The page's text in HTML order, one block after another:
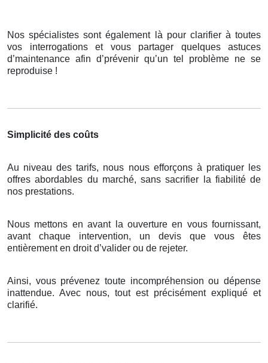
Nos spécialistes sont également là pour clarifier à toutes
vos interrogations et vous partager quelques astuces
d’maintenance afin d’prévenir qu’un tel problème ne se
reproduise !
Simplicité des coûts
Au niveau des tarifs, nous nous efforçons à pratiquer les
offres abordables du marché, sans sacrifier la fiabilité de
nos prestations.
Nous mettons en avant la ouverture en vous fournissant,
avant chaque intervention, un devis que vous êtes
entièrement en droit d’valider ou de rejeter.
Ainsi, vous prévenez toute incompréhension ou dépense
inattendue. Avec nous, tout est précisément expliqué et
clarifié.